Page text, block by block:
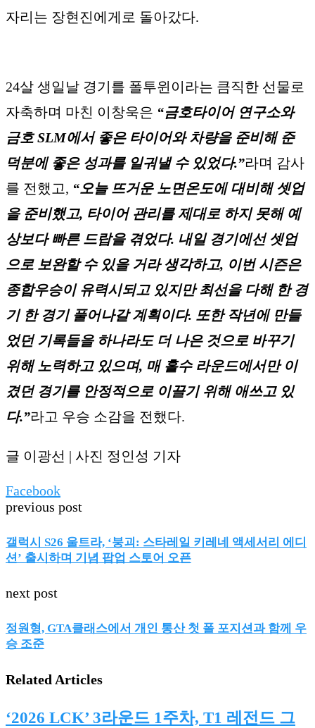
자리는 장현진에게로 돌아갔다.
24살 생일날 경기를 폴투윈이라는 큼직한 선물로
자축하며 마친 이창욱은 “금호타이어 연구소와
금호 SLM에서 좋은 타이어와 차량을 준비해 준
덕분에 좋은 성과를 일궈낼 수 있었다.”라며 감사
를 전했고, “오늘 뜨거운 노면온도에 대비해 셋업
을 준비했고, 타이어 관리를 제대로 하지 못해 예
상보다 빠른 드랍을 겪었다. 내일 경기에선 셋업
으로 보완할 수 있을 거라 생각하고, 이번 시즌은
종합우승이 유력시되고 있지만 최선을 다해 한 경
기 한 경기 풀어나갈 계획이다. 또한 작년에 만들
었던 기록들을 하나라도 더 나은 것으로 바꾸기
위해 노력하고 있으며, 매 홀수 라운드에서만 이
겼던 경기를 안정적으로 이끌기 위해 애쓰고 있
다.”라고 우승 소감을 전했다.
글 이광선 | 사진 정인성 기자
Facebook
previous post
갤럭시 S26 울트라, ‘붕괴: 스타레일 키레네 액세서리 에디
션’ 출시하며 기념 팝업 스토어 오픈
next post
정원형, GTA클래스에서 개인 통산 첫 폴 포지션과 함께 우
승 조준
Related Articles
‘2026 LCK’ 3라운드 1주차, T1 레전드 그